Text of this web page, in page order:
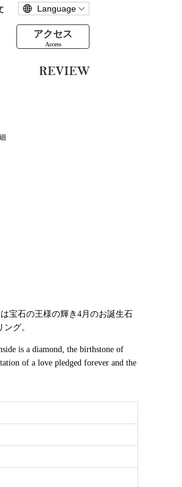
アクセス
Access
宝石の王様の輝き4月のお誕生石
グ。
is a diamond, the birthstone of
of a love pledged forever and the